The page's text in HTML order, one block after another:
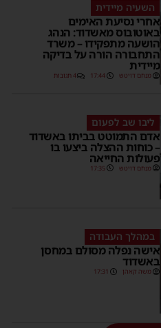
השעיה מיידית
אחרי נסיעת האימים
באוטובוס מאשדוד: הנהג
הושעה מתפקידו – משרד
התחבורה הורה על בדיקה
מיידית
מנחם דויטש 17:44 4 תגובות
ליבו שב לפעום
אדם התמוטט בביתו באשדוד
– כוחות ההצלה ביצעו בו
פעולות החייאה
מנחם דויטש 17:35
במהלך העבודה
אישה נפלה מסולם במחסן
באשדוד
משה קאהן 17:31